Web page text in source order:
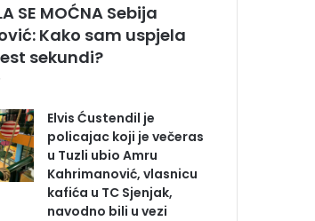
SE MOĆNA Sebija
Kako sam uspjela
sekundi?
Elvis Ćustendil je
policajac koji je večeras
u Tuzli ubio Amru
Kahrimanović, vlasnicu
kafića u TC Sjenjak,
navodno bili u vezi